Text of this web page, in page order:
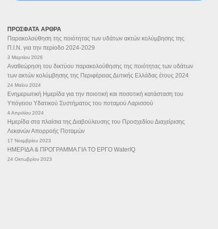
ΠΡΟΣΦΑΤΑ ΑΡΘΡΑ
Παρακολούθηση της ποιότητας των υδάτων ακτών κολύμβησης της
Π.Ι.Ν. για την περίοδο 2024-2029
3 Μαρτίου 2026
Αναθεώρηση του δικτύου παρακολούθησης της ποιότητας των υδάτων
των ακτών κολύμβησης της Περιφέρειας Δυτικής Ελλάδας έτους 2024
24 Μαΐου 2024
Ενημερωτική Ημερίδα για την ποιοτική και ποσοτική κατάσταση του
Υπόγειου Υδατικού Συστήματος του ποταμού Λαρισσού
4 Απριλίου 2024
Ημερίδα στα πλαίσια της Διαβούλευσης του Προσχεδίου Διαχείρισης
Λεκανών Απορροής Ποταμών
17 Νοεμβρίου 2023
ΗΜΕΡΙΔΑ & ΠΡΟΓΡΑΜΜΑ ΓΙΑ ΤΟ ΕΡΓΟ WaterIQ
24 Οκτωβρίου 2023